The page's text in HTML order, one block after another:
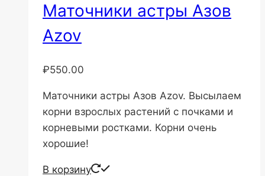
Маточники астры Азов
Azov
₽550.00
Маточники астры Азов Azov. Высылаем
корни взрослых растений с почками и
корневыми ростками. Корни очень
хорошие!
В корзину